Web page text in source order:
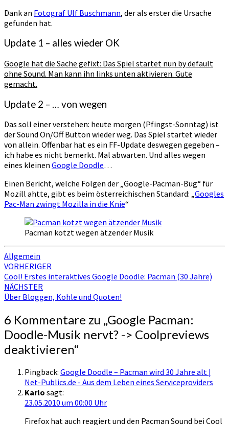
Dank an Fotograf Ulf Buschmann, der als erster die Ursache
gefunden hat.
Update 1 – alles wieder OK
Google hat die Sache gefixt: Das Spiel startet nun by default
ohne Sound. Man kann ihn links unten aktivieren. Gute
gemacht.
Update 2 – … von wegen
Das soll einer verstehen: heute morgen (Pfingst-Sonntag) ist
der Sound On/Off Button wieder weg. Das Spiel startet wieder
von allein. Offenbar hat es ein FF-Update deswegen gegeben –
ich habe es nicht bemerkt. Mal abwarten. Und alles wegen
eines kleinen Google Doodle…
Einen Bericht, welche Folgen der „Google-Pacman-Bug“ für
Mozill ahtte, gibt es beim österreichischen Standard: „Googles
Pac-Man zwingt Mozilla in die Knie“
Pacman kotzt wegen ätzender Musik
Allgemein
Beitragsnavigation
VORHERIGER
Cool! Erstes interaktives Google Doodle: Pacman (30 Jahre)
NÄCHSTER
Über Bloggen, Kohle und Quoten!
6 Kommentare zu „Google Pacman:
Doodle-Musik nervt? -> Coolpreviews
deaktivieren“
Pingback: Google Doodle – Pacman wird 30 Jahre alt |
Net-Publics.de - Aus dem Leben eines Serviceproviders
Karlo sagt:
23.05.2010 um 00:00 Uhr
Firefox hat auch reagiert und den Pacman Sound bei Cool